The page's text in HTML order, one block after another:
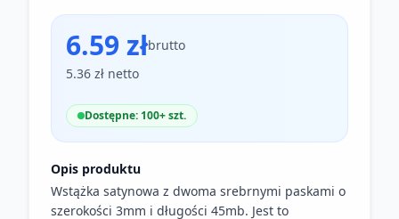
6.59 złbrutto
5.36 zł netto
Dostępne: 100+ szt.
Opis produktu
Wstążka satynowa z dwoma srebrnymi paskami o
szerokości 3mm i długości 45mb. Jest to